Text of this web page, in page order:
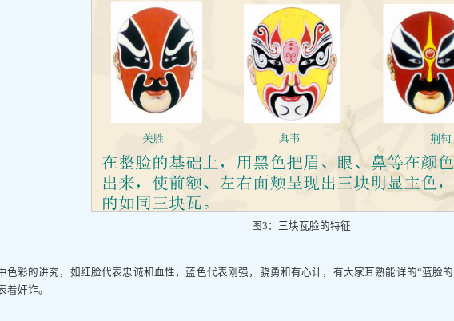
图3：三块瓦脸的特征
色彩的讲究，如红脸代表忠诚和血性，蓝色代表刚强，骁勇和有心计，有大家耳熟能详的“蓝脸
着奸诈。